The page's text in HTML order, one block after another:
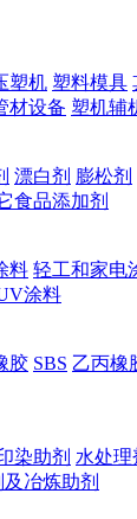
塑机 塑料模具
材设备 塑机辅
漂白剂 膨松剂
食品添加剂
料 轻工和家电
涂料
胶 SBS 乙丙橡
染助剂 水处理
冶炼助剂